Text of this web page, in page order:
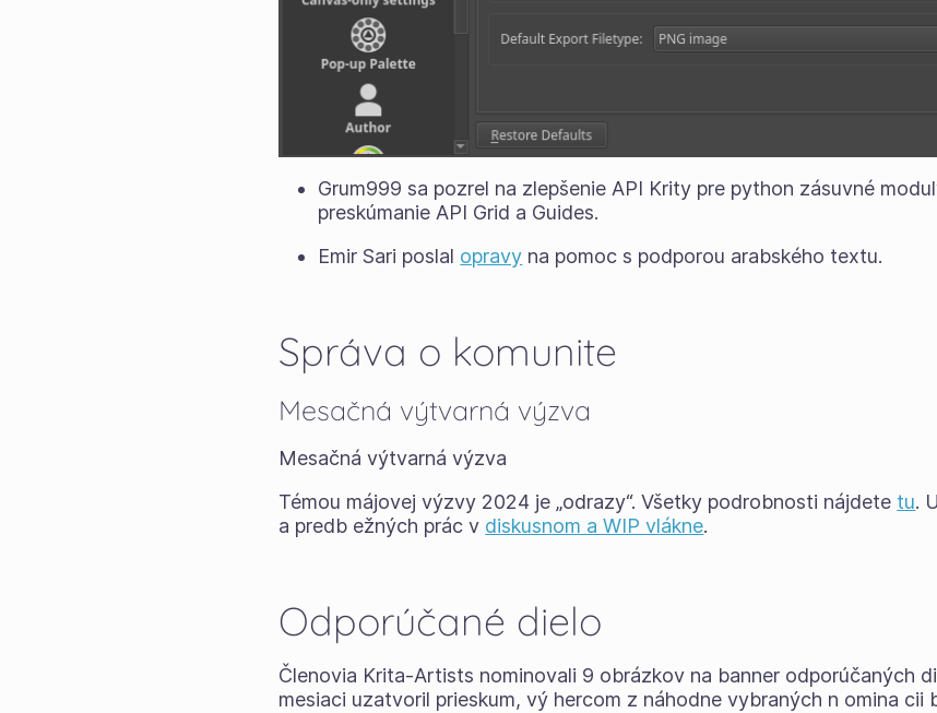
Grum999 sa pozrel na zlepšenie API Krity pre python zásuvné
preskúmanie API Grid a Guides.
Emir Sari poslal opravy na pomoc s podporou arabského textu.
Správa o komunite
Mesačná výtvarná výzva
Mesačná výtvarná výzva
Témou májovej výzvy 2024 je „odrazy“. Všetky podrobnosti nájdete tu.
a predb ežných prác v diskusnom a WIP vlákne.
Odporúčané dielo
Členovia Krita-Artists nominovali 9 obrázkov na banner odporúčaných
mesiaci uzatvoril prieskum, vý hercom z náhodne vybraných n omina cii